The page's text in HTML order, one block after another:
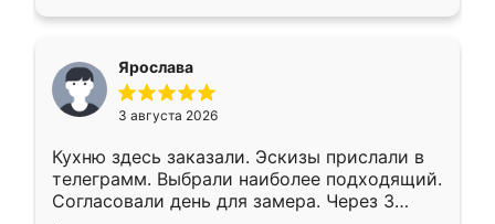
Ярослава
3 августа 2026
Кухню здесь заказали. Эскизы прислали в
телеграмм. Выбрали наиболее подходящий.
Согласовали день для замера. Через 3